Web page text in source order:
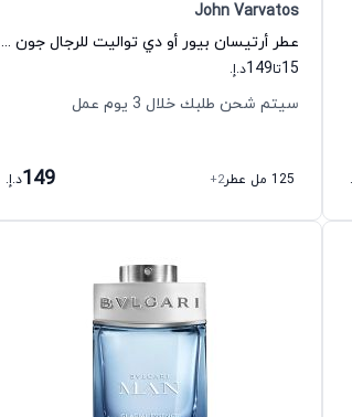
John Varvatos
عطر أرتيسان بيور أو دي تواليت للرجال جون فارفاتوس
15تا149د.إ.
سيتم شحن طلبك خلال 3 يوم عمل
125 مل عطر +2
149د.إ.